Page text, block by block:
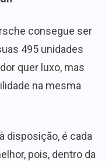
consegue ser
495 unidades
quer luxo, mas
na mesma
disposição, é cada
pois, dentro da